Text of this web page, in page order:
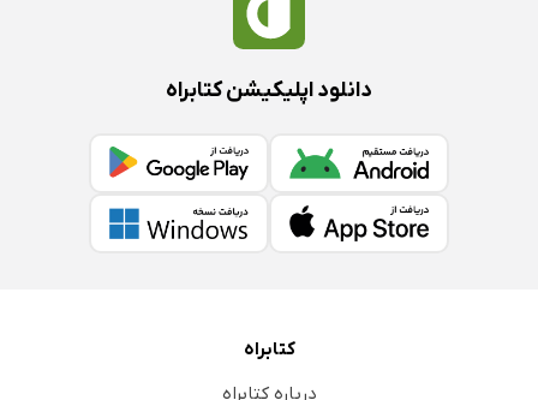
دانلود اپلیکیشن کتابراه
کتابراه
درباره کتابراه